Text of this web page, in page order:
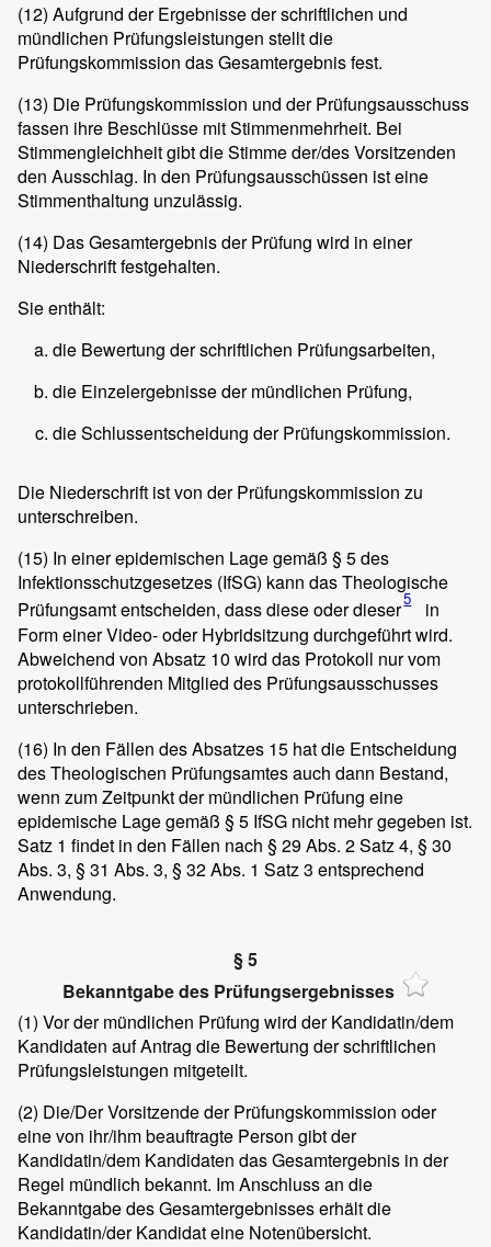
(12) Aufgrund der Ergebnisse der schriftlichen und
mündlichen Prüfungsleistungen stellt die
Prüfungskommission das Gesamtergebnis fest.
(13) Die Prüfungskommission und der Prüfungsausschuss
fassen ihre Beschlüsse mit Stimmenmehrheit. Bei
Stimmengleichheit gibt die Stimme der/des Vorsitzenden
den Ausschlag. In den Prüfungsausschüssen ist eine
Stimmenthaltung unzulässig.
(14) Das Gesamtergebnis der Prüfung wird in einer
Niederschrift festgehalten.
Sie enthält:
die Bewertung der schriftlichen Prüfungsarbeiten,
die Einzelergebnisse der mündlichen Prüfung,
die Schlussentscheidung der Prüfungskommission.
Die Niederschrift ist von der Prüfungskommission zu
unterschreiben.
(15) In einer epidemischen Lage gemäß § 5 des
Infektionsschutzgesetzes (IfSG) kann das Theologische
Prüfungsamt entscheiden, dass diese oder dieser5
in
Form einer Video- oder Hybridsitzung durchgeführt wird.
Abweichend von Absatz 10 wird das Protokoll nur vom
protokollführenden Mitglied des Prüfungsausschusses
unterschrieben.
(16) In den Fällen des Absatzes 15 hat die Entscheidung
des Theologischen Prüfungsamtes auch dann Bestand,
wenn zum Zeitpunkt der mündlichen Prüfung eine
epidemische Lage gemäß § 5 IfSG nicht mehr gegeben ist.
Satz 1 findet in den Fällen nach § 29 Abs. 2 Satz 4, § 30
Abs. 3, § 31 Abs. 3, § 32 Abs. 1 Satz 3 entsprechend
Anwendung.
§ 5
Bekanntgabe des Prüfungsergebnisses
(1) Vor der mündlichen Prüfung wird der Kandidatin/dem
Kandidaten auf Antrag die Bewertung der schriftlichen
Prüfungsleistungen mitgeteilt.
(2) Die/Der Vorsitzende der Prüfungskommission oder
eine von ihr/ihm beauftragte Person gibt der
Kandidatin/dem Kandidaten das Gesamtergebnis in der
Regel mündlich bekannt. Im Anschluss an die
Bekanntgabe des Gesamtergebnisses erhält die
Kandidatin/der Kandidat eine Notenübersicht.